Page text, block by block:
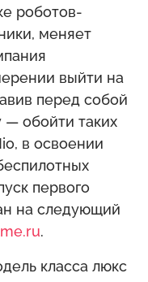
роботов-
меняет
выйти на
перед собой
— обойти таких
в освоении
первого
на следующий
.
класса люкс